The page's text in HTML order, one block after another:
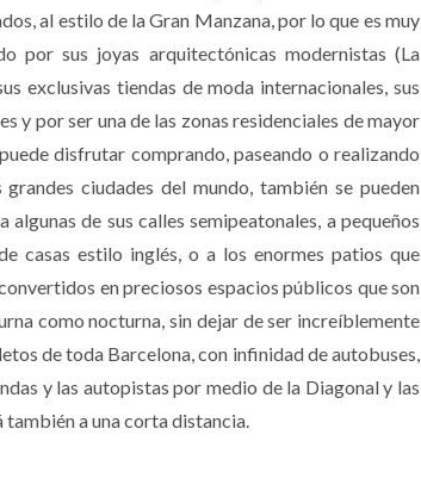
al estilo de la Gran Manzana, por lo que es muy
por sus joyas arquitectónicas modernistas (La
exclusivas tiendas de moda internacionales, sus
y por ser una de las zonas residenciales de mayor
disfrutar comprando, paseando o realizando
ciudades del mundo, también se pueden
de sus calles semipeatonales, a pequeños
casas estilo inglés, o a los enormes patios que
en preciosos espacios públicos que son
como nocturna, sin dejar de ser increíblemente
de toda Barcelona, con infinidad de autobuses,
y las autopistas por medio de la Diagonal y las
a una corta distancia.